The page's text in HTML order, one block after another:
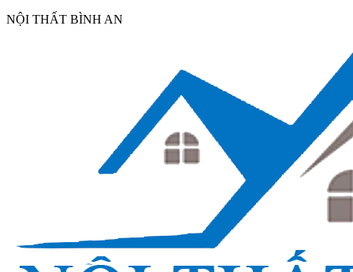
NỘI THẤT BÌNH AN